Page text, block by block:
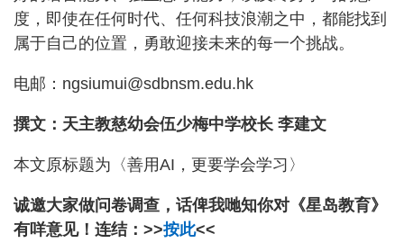
度，即使在任何时代、任何科技浪潮之中，都能找到
属于自己的位置，勇敢迎接未来的每一个挑战。
电邮：ngsiumui@sdbnsm.edu.hk
撰文：天主教慈幼会伍少梅中学校长 李建文
本文原标题为〈善用AI，更要学会学习〉
诚邀大家做问卷调查，话俾我哋知你对《星岛教育》
有咩意见！连结：>>按此<<